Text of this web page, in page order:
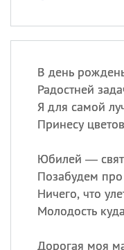
В день
Радостней
Я для самой
Принесу
Юбилей —
Позабудем про
Ничего, что
Молодость
Дорогая моя